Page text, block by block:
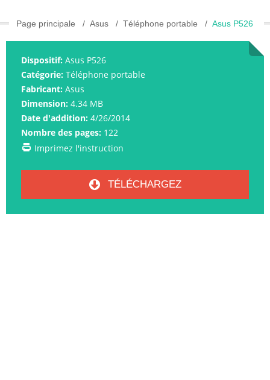
Page principale Asus Téléphone portable Asus P526
Dispositif: Asus P526
Catégorie: Téléphone portable
Fabricant: Asus
Dimension: 4.34 MB
Date d'addition: 4/26/2014
Nombre des pages: 122
Imprimez l'instruction
TÉLÉCHARGEZ